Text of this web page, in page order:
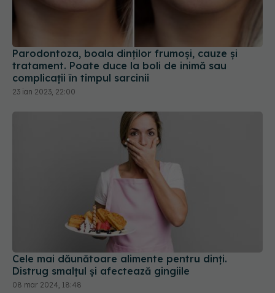
Parodontoza, boala dinților frumoși, cauze și
tratament. Poate duce la boli de inimă sau
complicații în timpul sarcinii
23 ian 2023, 22:00
Cele mai dăunătoare alimente pentru dinți.
Distrug smalțul și afectează gingiile